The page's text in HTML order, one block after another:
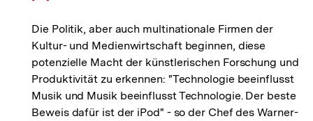
Die Politik, aber auch multinationale Firmen der
Kultur- und Medienwirtschaft beginnen, diese
potenzielle Macht der künstlerischen Forschung und
Produktivität zu erkennen: "Technologie beeinflusst
Musik und Musik beeinflusst Technologie. Der beste
Beweis dafür ist der iPod" - so der Chef des Warner-